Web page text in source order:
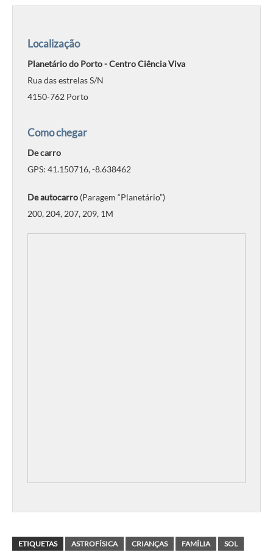
Localização
Planetário do Porto - Centro Ciência Viva
Rua das estrelas S/N
4150-762 Porto
Como chegar
De carro
GPS: 41.150716, -8.638462
De autocarro (Paragem “Planetário”)
200, 204, 207, 209, 1M
ETIQUETAS ASTROFÍSICA CRIANÇAS FAMÍLIA SOL